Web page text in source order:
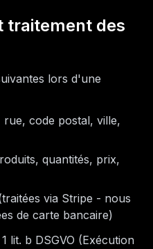
traitement des
lors d'une
code postal, ville,
quantités, prix,
via Stripe - nous
de carte bancaire)
lit. b DSGVO (Exécution